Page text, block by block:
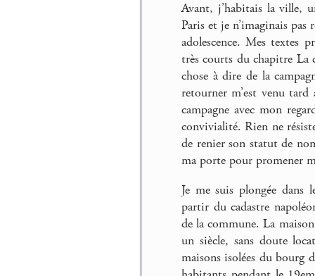
Avant, j’habitais la ville,
Paris et je n’imaginais pas
adolescence. Mes textes
très courts du chapitre La
chose à dire de la
retourner m’est venu tard
campagne avec mon
convivialité. Rien ne
de renier son statut de
ma porte pour promener
Je me suis plongée dans
partir du cadastre
de la commune. La
un siècle, sans doute
maisons isolées du bourg